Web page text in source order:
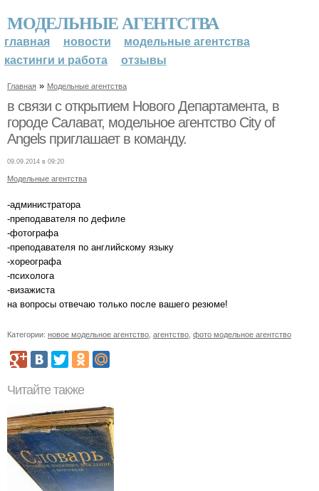
МОДЕЛЬНЫЕ АГЕНТСТВА
главная новости
модельные агентства
кастинги и работа
отзывы
Главная » Модельные агентства
в связи с открытием Нового Департамента, в
городе Салават, модельное агентство City of
Angels приглашает в команду.
09.09.2014 в 09:20
Модельные агентства
-администратора
-преподавателя по дефиле
-фотографа
-преподавателя по английскому языку
-хореографа
-психолога
-визажиста
на вопросы отвечаю только после вашего резюме!
Категории: новое модельное агентство агентство фото модельное агентство
Читайте также